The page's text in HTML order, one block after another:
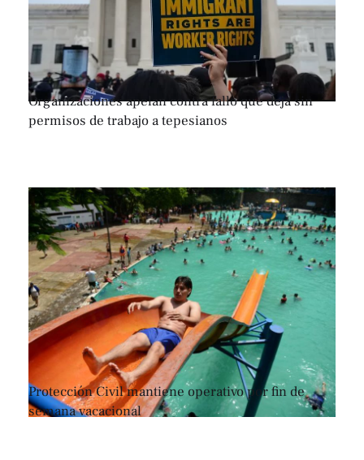
Organizaciones apelan contra fallo que deja sin
permisos de trabajo a tepesianos
Protección Civil mantiene operativo por fin de
semana vacacional